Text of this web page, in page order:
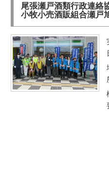
尾張瀬戸酒類行政連絡
小牧小売酒販組合瀬戸